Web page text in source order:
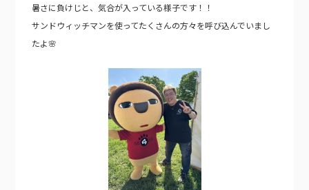
暑さに負けじと、気合が入っている様子です！！
サンドウィッチマンを使ってたくさんの方々を呼び込んでいまし
たよ🌸